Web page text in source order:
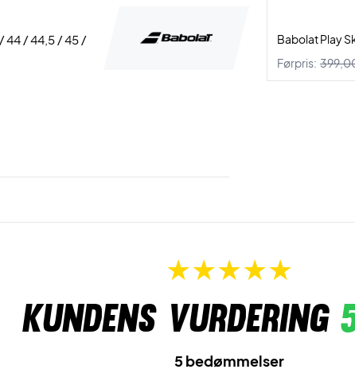
44 / 44,5 / 45 /
Babolat Play
Førpris:
Kundens vurdering
5 bedømmelser